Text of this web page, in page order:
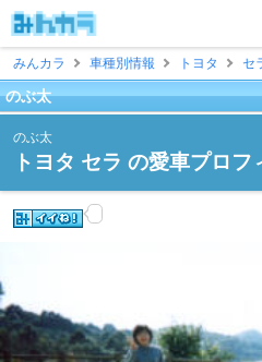
みんカラ
車種別情報 トヨタ セ
のぶ太
のぶ太
トヨタ セラ の愛車プロフ